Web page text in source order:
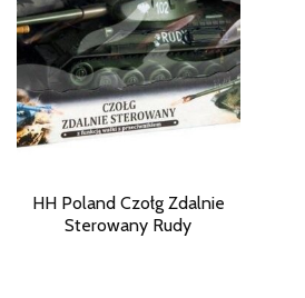
HH Poland Czołg Zdalnie
Sterowany Rudy